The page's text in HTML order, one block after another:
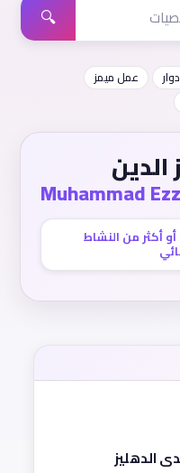
🔍
عمل ميمز
Muhammad
أو أكثر من النشاط
الدهليز